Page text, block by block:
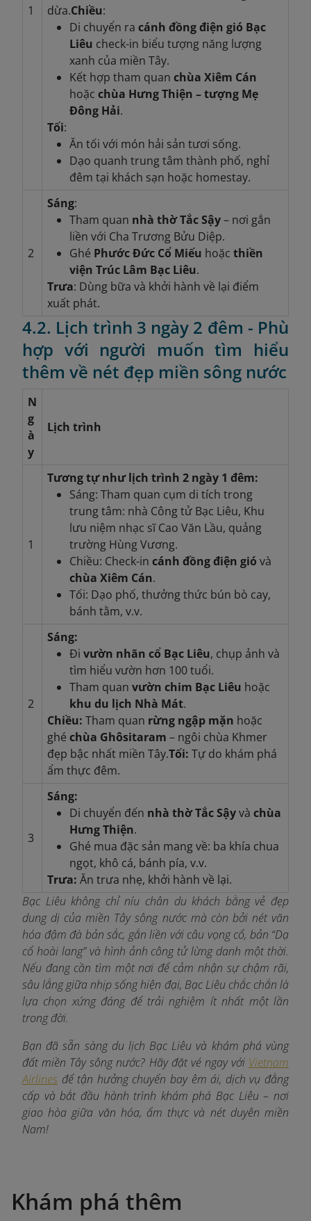
1
dừa.Chiều:
Di chuyển ra cánh đồng điện gió Bạc
Liêu check-in biểu tượng năng lượng
xanh của miền Tây.
Kết hợp tham quan chùa Xiêm Cán
hoặc chùa Hưng Thiện – tượng Mẹ
Đông Hải.
Tối:
Ăn tối với món hải sản tươi sống.
Dạo quanh trung tâm thành phố, nghỉ
đêm tại khách sạn hoặc homestay.
2
Sáng:
Tham quan nhà thờ Tắc Sậy– nơi gắn
liền với Cha Trương Bửu Diệp.
Ghé Phước Đức Cổ Miếu hoặc thiền
viện Trúc Lâm Bạc Liêu.
Trưa: Dùng bữa và khởi hành về lại điểm
xuất phát.
4.2. Lịch trình 3 ngày 2 đêm - Phù
hợp với người muốn tìm hiểu
thêm về nét đẹp miền sông nước
N
g
à
y
Lịch trình
1
Tương tự như lịch trình 2 ngày 1 đêm:
Sáng: Tham quan cụm di tích trong
trung tâm: nhà Công tử Bạc Liêu, Khu
lưu niệm nhạc sĩ Cao Văn Lầu, quảng
trường Hùng Vương.
Chiều: Check-in cánh đồng điện gió và
chùa Xiêm Cán.
Tối: Dạo phố, thưởng thức bún bò cay,
bánh tằm, v.v.
2
Sáng:
Đi vườn nhãn cổ Bạc Liêu, chụp ảnh và
tìm hiểu vườn hơn 100 tuổi.
Tham quan vườn chim Bạc Liêu hoặc
khu du lịch Nhà Mát.
Chiều: Tham quan rừng ngập mặn hoặc
ghé chùa Ghôsitaram – ngôi chùa Khmer
đẹp bậc nhất miền Tây.Tối: Tự do khám phá
ẩm thực đêm.
3
Sáng:
Di chuyển đến nhà thờ Tắc Sậyvà chùa
Hưng Thiện.
Ghé mua đặc sản mang về: ba khía chua
ngọt, khô cá, bánh pía, v.v.
Trưa: Ăn trưa nhẹ, khởi hành về lại.
Bạc Liêu không chỉ níu chân du khách bằng vẻ đẹp
dung dị của miền Tây sông nước mà còn bởi nét văn
hóa đậm đà bản sắc, gắn liền với câu vọng cổ, bản “Dạ
cổ hoài lang” và hình ảnh công tử lừng danh một thời.
Nếu đang cần tìm một nơi để cảm nhận sự chậm rãi,
sâu lắng giữa nhịp sống hiện đại, Bạc Liêu chắc chắn là
lựa chọn xứng đáng để trải nghiệm ít nhất một lần
trong đời.
Bạn đã sẵn sàng du lịch Bạc Liêu và khám phá vùng
đất miền Tây sông nước? Hãy đặt vé ngay với Vietnam
Airlines để tận hưởng chuyến bay êm ái, dịch vụ đẳng
cấp và bắt đầu hành trình khám phá Bạc Liêu – nơi
giao hòa giữa văn hóa, ẩm thực và nét duyên miền
Nam!
Khám phá thêm